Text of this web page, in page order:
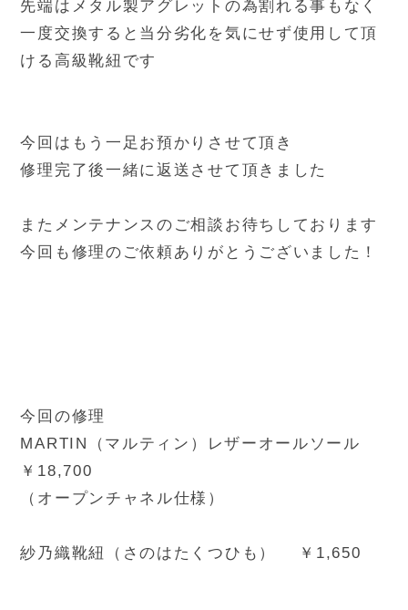
先端はメタル製アグレットの為割れる事もなく
一度交換すると当分劣化を気にせず使用して頂
ける高級靴紐です
今回はもう一足お預かりさせて頂き
修理完了後一緒に返送させて頂きました
またメンテナンスのご相談お待ちしております
今回も修理のご依頼ありがとうございました！
今回の修理
MARTIN（マルティン）レザーオールソール
￥18,700
（オープンチャネル仕様）
紗乃織靴紐（さのはたくつひも） ￥1,650